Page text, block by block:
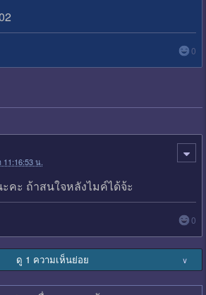
0
11:16:53 น.
คะ ถ้าสนใจหลังไมค์ได้จ้ะ
0
ดู 1 ความเห็นย่อย ∨